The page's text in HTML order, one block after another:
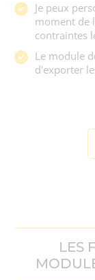
Je peux
moment de
contraintes
Le module
d'exporter
LES